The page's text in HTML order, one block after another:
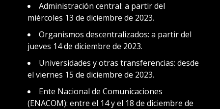
Administración central: a partir del
miércoles 13 de diciembre de 2023.
Organismos descentralizados: a partir del
jueves 14 de diciembre de 2023.
Universidades y otras transferencias: desde
el viernes 15 de diciembre de 2023.
Ente Nacional de Comunicaciones
(ENACOM): entre el 14 y el 18 de diciembre de